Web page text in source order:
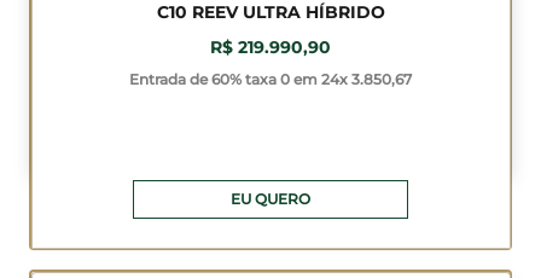
C10 REEV ULTRA HÍBRIDO
R$ 219.990,90
Entrada de 60% taxa 0 em 24x 3.850,67
EU QUERO